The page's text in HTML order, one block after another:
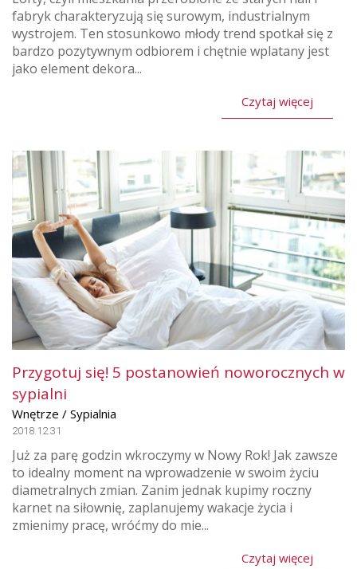
fabryk charakteryzują się surowym, industrialnym
wystrojem. Ten stosunkowo młody trend spotkał się z
bardzo pozytywnym odbiorem i chętnie wplatany jest
jako element dekora...
Czytaj więcej
Przygotuj się! 5 postanowień noworocznych w
sypialni
Wnętrze / Sypialnia
2018.12.31
Już za parę godzin wkroczymy w Nowy Rok! Jak zawsze
to idealny moment na wprowadzenie w swoim życiu
diametralnych zmian. Zanim jednak kupimy roczny
karnet na siłownię, zaplanujemy wakacje życia i
zmienimy pracę, wróćmy do mie...
Czytaj więcej